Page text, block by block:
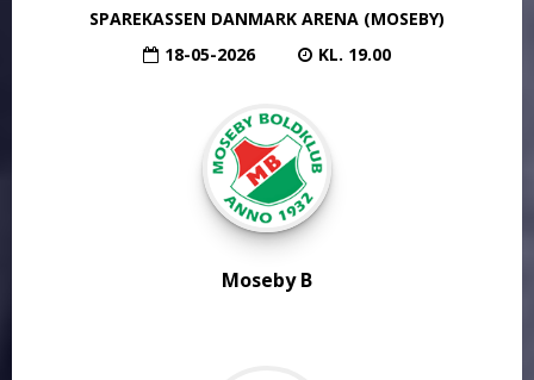
SPAREKASSEN DANMARK ARENA (MOSEBY)
18-05-2026
KL. 19.00
Moseby B